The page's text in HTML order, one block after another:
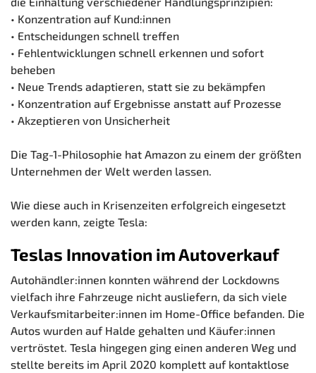
• Konzentration auf Kund:innen
• Entscheidungen schnell treffen
• Fehlentwicklungen schnell erkennen und sofort
beheben
• Neue Trends adaptieren, statt sie zu bekämpfen
• Konzentration auf Ergebnisse anstatt auf Prozesse
• Akzeptieren von Unsicherheit
Die Tag-1-Philosophie hat Amazon zu einem der größten
Unternehmen der Welt werden lassen.
Wie diese auch in Krisenzeiten erfolgreich eingesetzt
werden kann, zeigte Tesla:
Teslas Innovation im Autoverkauf
Autohändler:innen konnten während der Lockdowns
vielfach ihre Fahrzeuge nicht ausliefern, da sich viele
Verkaufsmitarbeiter:innen im Home-Office befanden. Die
Autos wurden auf Halde gehalten und Käufer:innen
vertröstet. Tesla hingegen ging einen anderen Weg und
stellte bereits im April 2020 komplett auf kontaktlose